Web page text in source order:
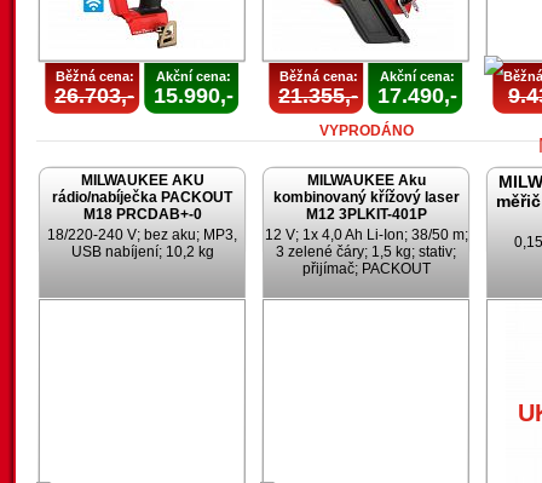
Běžná cena:
26.703,-
Akční cena:
15.990,-
Běžná cena:
21.355,-
Akční cena:
17.490,-
VYPRODÁNO
MILWAUKEE AKU
rádio/nabíječka PACKOUT
M18 PRCDAB+-0
18/220-240 V; bez aku; MP3,
USB nabíjení; 10,2 kg
MILWAUKEE Aku
kombinovaný křížový laser
M12 3PLKIT-401P
12 V; 1x 4,0 Ah Li-Ion; 38/50 m;
3 zelené čáry; 1,5 kg; stativ;
přijímač; PACKOUT